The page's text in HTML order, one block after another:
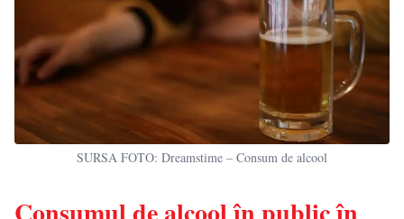
SURSA FOTO: Dreamstime – Consum de alcool